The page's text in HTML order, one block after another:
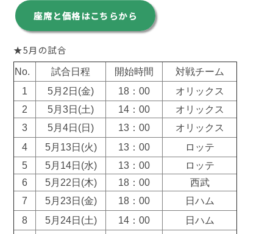
座席と価格はこちらから
★5月の試合
No. 試合日程 開始時間
対戦チーム
1
5月2日(金) 18：00
オリックス
2
5月3日(土) 14：00
オリックス
3
5月4日(日) 13：00
オリックス
4
5月13日(火) 13：00
ロッテ
5
5月14日(水) 13：00
ロッテ
6
5月22日(木) 18：00
西武
7
5月23日(金) 18：00
日ハム
8
5月24日(土) 14：00
日ハム